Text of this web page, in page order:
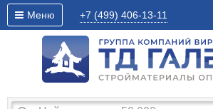
Меню +7 (499) 406-13-11